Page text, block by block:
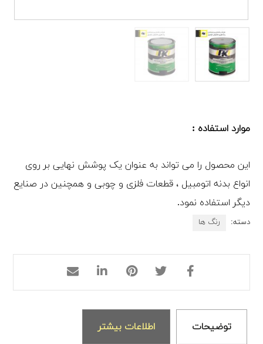
موارد استفاده :
این محصول را می تواند به عنوان یک پوشش نهایی بر روی
انواع بدنه اتومبیل ، قطعات فلزی و چوبی و همچنین در صنایع
دیگر استفاده نمود.
دسته: رنگ ها
توضیحات اطلاعات بیشتر